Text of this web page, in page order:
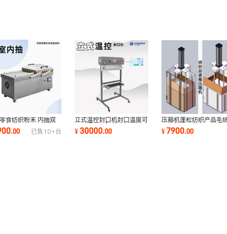
食纺织粉末 内抽双
包装机 304不锈钢
.00 已售 10+台
立式温控封口机封口温度可
调可设上下限垂直封口机
¥30000.00
压箱机蓬松纺织产品毛
具等装箱压箱专用压缩
¥7900.00